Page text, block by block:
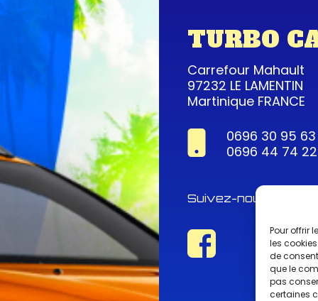
Pour offrir
les
de
que le
pas
certaines
TURBO
Carrefour Mahault
97232 LE LAMENTIN
Martinique FRANCE
0696 30 95 63
0696 44 74 22
Suivez-nous !